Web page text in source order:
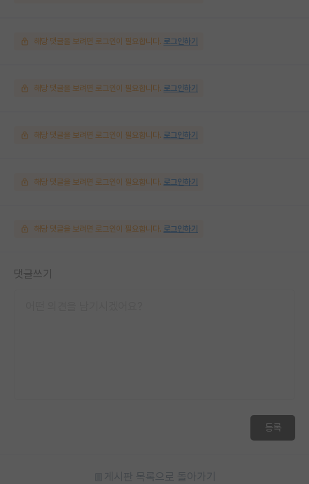
해당 댓글을 보려면 로그인이 필요합니다. 로그인하기
해당 댓글을 보려면 로그인이 필요합니다. 로그인하기
해당 댓글을 보려면 로그인이 필요합니다. 로그인하기
해당 댓글을 보려면 로그인이 필요합니다. 로그인하기
해당 댓글을 보려면 로그인이 필요합니다. 로그인하기
댓글쓰기
등록
게시판 목록으로 돌아가기